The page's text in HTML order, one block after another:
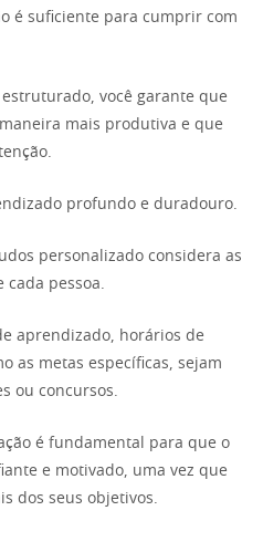
é suficiente para cumprir com
você garante que
mais produtiva e que
profundo e duradouro.
personalizado considera as
cada pessoa.
aprendizado, horários de
as metas específicas, sejam
ou concursos.
é fundamental para que o
e motivado, uma vez que
dos seus objetivos.